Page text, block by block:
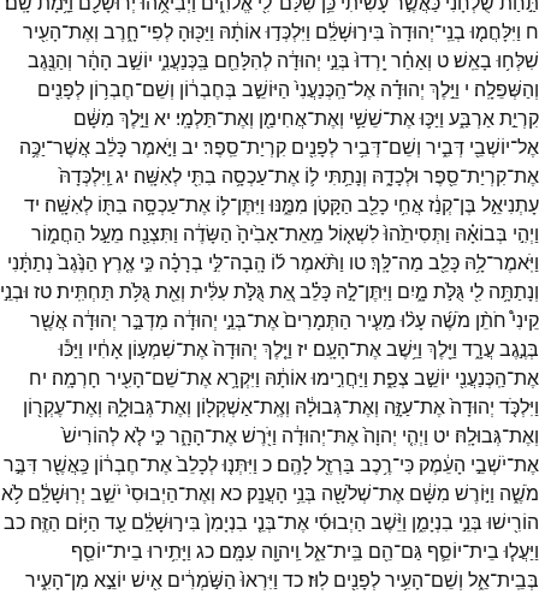
ח וַיִּלָּחֲמ֤וּ בְנֵֽי־יְהוּדָה֙ בִּיר֣וּשָׁלִַ֔ם וַיִּלְכְּד֣וּאוֹתָ֔הּ וַיַּכּ֖וּהָ לְפִי־חָ֑רֶב וְאֶת־הָעִ֖יר
שִׁלְּח֥וּ בָאֵֽשׁ׃ט וְאַחַ֗ר יָֽרְדוּ֙ בְּנֵ֣י יְהוּדָ֔ה לְהִלָּחֵ֖ם בַּֽכְּנַעֲנִ֑י יוֹשֵׁ֣ב הָהָ֔ר וְהַנֶּ֖גֶב
וְהַשְּׁפֵלָֽה׃ י וַיֵּ֣לֶךְ יְהוּדָ֗ה אֶל־הַֽכְּנַעֲנִי֙ הַיּוֹשֵׁ֣ב בְּחֶבְר֔וֹן וְשֵׁם־חֶבְר֥וֹן לְפָנִ֖ים
קִרְיַ֣תאַרְבַּ֑ע וַיַּכּ֛וּאֶת־שֵׁשַׁ֥י וְאֶת־אֲחִימַ֖ן וְאֶת־תַּלְמָֽי׃ יא וַיֵּ֣לֶךְ מִשָּׁ֔ם
אֶל־יוֹשְׁבֵ֖י דְּבִ֑יר וְשֵׁם־דְּבִ֥ירלְפָנִ֖ים קִרְיַת־סֵֽפֶר׃ יב וַיֹּ֣אמֶרכָּלֵ֔באֲשֶׁר־יַכֶּ֥ה
אֶת־קִרְיַת־סֵ֖פֶר וּלְכָדָ֑הּ וְנָתַ֥תִּי ל֛וֹ אֶת־עַכְסָ֥ה בִתִּ֖י לְאִשָּֽׁה׃ יג וַֽיִּלְכְּדָהּ֙
עָתְנִיאֵ֣ל בֶּן־קְנַ֔זאֲחִ֥י כָלֵ֖ב הַקָּטֹ֣ן מִמֶּ֑נּוּ וַיִּתֶּן־ל֛וֹ אֶת־עַכְסָ֥ה בִתּ֖וֹ לְאִשָּֽׁה׃ יד
וַיְהִ֣י בְּבוֹאָ֗הּ וַתְּסִיתֵ֙הוּ֙לִשְׁא֤וֹל מֵֽאֵת־אָבִ֙יהָ֙ הַשָּׂדֶ֔ה וַתִּצְנַ֖ח מֵעַ֣ל הַחֲמ֑וֹר
וַיֹּֽאמֶר־לָ֥הּ כָּלֵ֖ב מַה־לָּֽךְ׃טו וַתֹּ֨אמֶרל֜וֹ הָֽבָה־לִּ֣י בְרָכָ֗ה כִּ֣י אֶ֤רֶץ הַנֶּ֙גֶב֙ נְתַתָּ֔נִי
וְנָתַתָּ֥ה לִ֖י גֻּלֹּ֣ת מָ֑יִם וַיִּתֶּן־לָ֣הּ כָּלֵ֗באֵ֚תגֻּלֹּ֣תעִלִּ֔ית וְאֵ֖תגֻּלֹּ֥ת תַּחְתִּֽית׃טז וּבְנֵ֣י
קֵינִי֩ חֹתֵ֨ן מֹשֶׁ֜ה עָל֨וּ מֵעִ֤יר הַתְּמָרִים֙אֶת־בְּנֵ֣י יְהוּדָ֔ה מִדְבַּ֣ר יְהוּדָ֔ה אֲשֶׁ֖ר
בְּנֶ֣גֶבעֲרָ֑ד וַיֵּ֖לֶךְ וַיֵּ֥שֶׁבאֶת־הָעָֽם׃ יז וַיֵּ֤לֶךְ יְהוּדָה֙אֶת־שִׁמְע֣וֹן אָחִ֔יו וַיַּכּ֕וּ
אֶת־הַֽכְּנַעֲנִ֖י יוֹשֵׁ֣ב צְפַ֑ת וַיַּחֲרִ֣ימוּאוֹתָ֔הּ וַיִּקְרָ֥אאֶת־שֵׁם־הָעִ֖יר חָרְמָֽה׃ יח
וַיִּלְכֹּ֤ד יְהוּדָה֙אֶת־עַזָּ֣ה וְאֶת־גְּבוּלָ֔הּ וְאֶֽת־אַשְׁקְל֖וֹן וְאֶת־גְּבוּלָ֑הּ וְאֶת־עֶקְר֖וֹן
וְאֶת־גְּבוּלָֽהּ׃ יט וַיְהִ֤י יְהוָה֙אֶתּ־יְהוּדָ֔ה וַיֹּ֖רֶשׁאֶת־הָהָ֑רכִּ֣י לֹ֤אלְהוֹרִישׁ֙
אֶת־יֹשְׁבֵ֣י הָעֵ֔מֶק כִּי־רֶ֥כֶב בַּרְזֶ֖ללָהֶֽם׃ כ וַיִּתְּנ֤וּלְכָלֵב֙אֶת־חֶבְר֔וֹן כַּֽאֲשֶׁ֖רדִּבֶּ֣ר
מֹשֶׁ֑ה וַיּ֣וֹרֶשׁ מִשָּׁ֔ם אֶת־שְׁלֹשָׁ֖ה בְּנֵ֥י הָעֲנָֽק׃ כא וְאֶת־הַיְבוּסִי֙ יֹשֵׁ֣ב יְרֽוּשָׁלִַ֔ם לֹ֥א
הוֹרִ֖ישׁוּ בְּנֵ֣י בִנְיָמִ֑ן וַיֵּ֨שֶׁב הַיְבוּסִ֜י אֶת־בְּנֵ֤י בִנְיָמִן֙ בִּיר֣וּשָׁלִַ֔ם עַ֖ד הַיּ֥וֹם הַזֶּֽה׃ כב
וַיַּעֲל֧וּ בֵית־יוֹסֵ֛ף גַּם־הֵ֖ם בֵּֽית־אֵ֑ל וַֽיהוָ֖ה עִמָּֽם׃ כג וַיָּתִ֥ירוּ בֵית־יוֹסֵ֖ף
בְּבֵֽית־אֵ֑ל וְשֵׁם־הָעִ֥ירלְפָנִ֖ים לֽוּז׃כד וַיִּרְאוּ֙ הַשֹּׁ֣מְרִ֔ים אִ֖ישׁ יוֹצֵ֣א מִן־הָעִ֑יר